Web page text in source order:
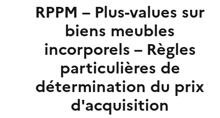
RPPM – Plus-values sur
biens meubles
incorporels – Règles
particulières de
détermination du prix
d'acquisition